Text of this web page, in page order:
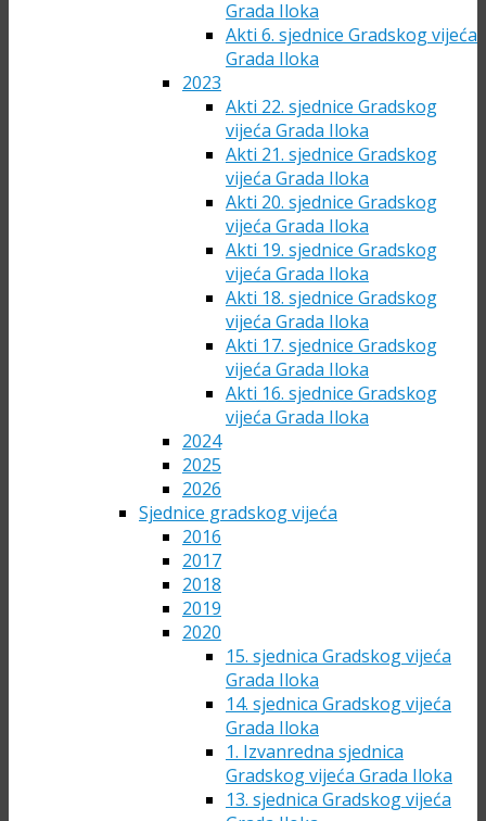
Grada Iloka
Akti 6. sjednice Gradskog vijeća
Grada Iloka
2023
Akti 22. sjednice Gradskog
vijeća Grada Iloka
Akti 21. sjednice Gradskog
vijeća Grada Iloka
Akti 20. sjednice Gradskog
vijeća Grada Iloka
Akti 19. sjednice Gradskog
vijeća Grada Iloka
Akti 18. sjednice Gradskog
vijeća Grada Iloka
Akti 17. sjednice Gradskog
vijeća Grada Iloka
Akti 16. sjednice Gradskog
vijeća Grada Iloka
2024
2025
2026
Sjednice gradskog vijeća
2016
2017
2018
2019
2020
15. sjednica Gradskog vijeća
Grada Iloka
14. sjednica Gradskog vijeća
Grada Iloka
1. Izvanredna sjednica
Gradskog vijeća Grada Iloka
13. sjednica Gradskog vijeća